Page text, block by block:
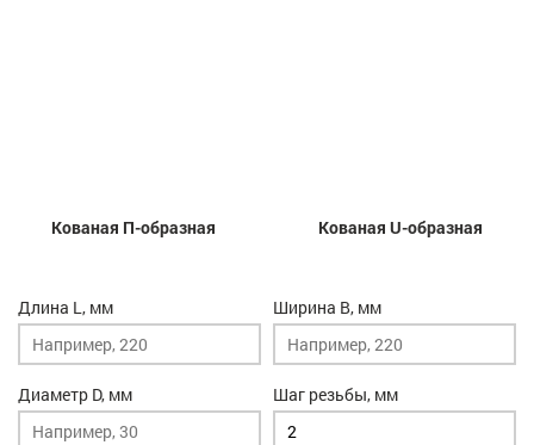
Кованая П-образная Кованая U-образная
Длина L, мм
Диаметр D, мм
Ширина B, мм
Шаг резьбы, мм